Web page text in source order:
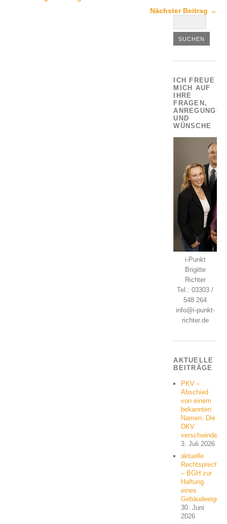
Nächster Beitrag →
ICH FREUE
MICH AUF
IHRE
FRAGEN,
ANREGUNGEN
UND
WÜNSCHE
i-Punkt
Brigitte
Richter
Tel.: 03303 /
548 264
info@i-punkt-
richter.de
AKTUELLE
BEITRÄGE
PKV –
Abschied
von einem
bekannten
Namen: Die
DKV
verschwindet
3. Juli 2026
aktuelle
– BGH zur
Haftung
eines
30. Juni
2026